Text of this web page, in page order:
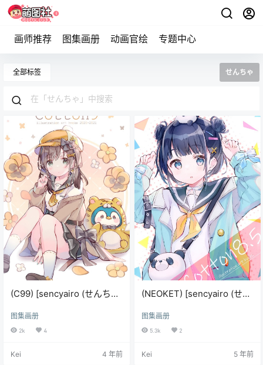
画师推荐 图集画册 动画官绘 专题中心
全部标签 せんちゃ
(C99) [sencyairo (せんち
图集画册
2k 4
Kei 4 年前
(NEOKET) [sencyairo (せん
图集画册
5.3k 2
Kei 5 年前